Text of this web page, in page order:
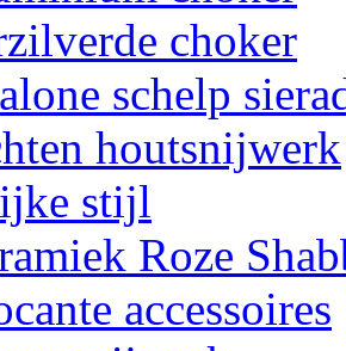
choker
schelp
houtsnijwerk
stijl
Roze
accessoires